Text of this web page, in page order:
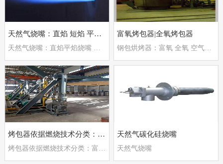
天然气烧嘴：直焰 短焰 平焰烧嘴
天然气烧嘴：直焰平焰烧嘴 节能低氮环保达标
富氧烤包器|全氧烤包器
钢包烘烤器：富氧 全氧 空气助燃节能燃烧方式
烤包器依据燃烧技术分类：富氧纯氧烤包器 蓄热式烤包 天然气碳化硅烧嘴
天然气烧嘴